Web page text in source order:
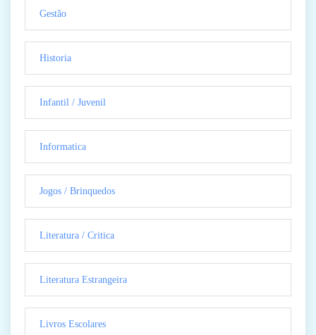
Gestão
Historia
Infantil / Juvenil
Informatica
Jogos / Brinquedos
Literatura / Critica
Literatura Estrangeira
Livros Escolares